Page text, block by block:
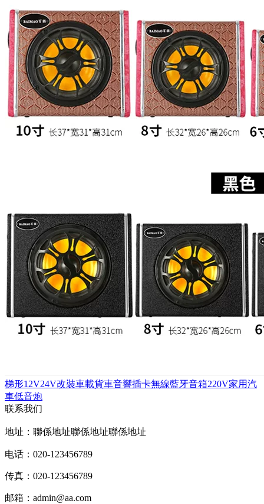
梯形12V24V改裝車載貨車音響插卡無線藍牙音箱220V家用汽
車低音炮
联系我们
地址：聯係地址聯係地址聯係地址
电话：020-123456789
传真：020-123456789
邮箱： admin@aa.com